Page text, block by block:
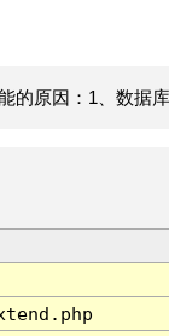
的原因：1、数据